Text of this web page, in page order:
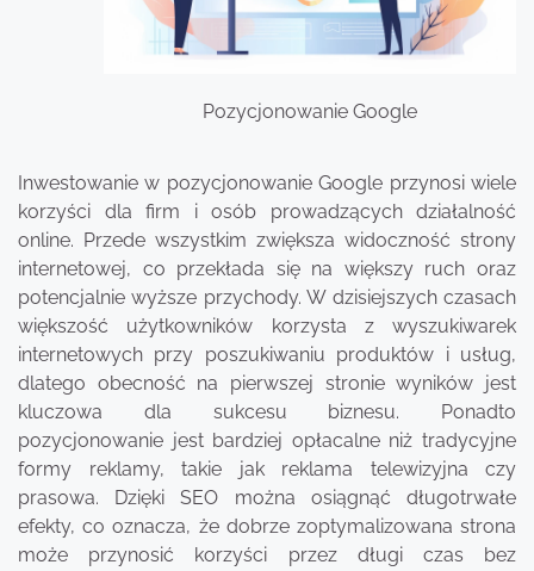
Pozycjonowanie Google
Inwestowanie w pozycjonowanie Google przynosi wiele
korzyści dla firm i osób prowadzących działalność
online. Przede wszystkim zwiększa widoczność strony
internetowej, co przekłada się na większy ruch oraz
potencjalnie wyższe przychody. W dzisiejszych czasach
większość użytkowników korzysta z wyszukiwarek
internetowych przy poszukiwaniu produktów i usług,
dlatego obecność na pierwszej stronie wyników jest
kluczowa dla sukcesu biznesu. Ponadto
pozycjonowanie jest bardziej opłacalne niż tradycyjne
formy reklamy, takie jak reklama telewizyjna czy
prasowa. Dzięki SEO można osiągnąć długotrwałe
efekty, co oznacza, że dobrze zoptymalizowana strona
może przynosić korzyści przez długi czas bez